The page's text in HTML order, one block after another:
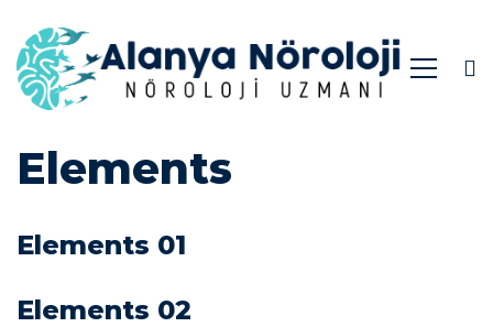
Elements
Elements
Elements 01
Elements 02